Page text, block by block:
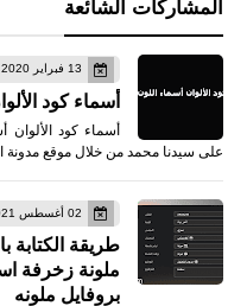
المشاركات الشائعة
13 فبراير 2020
أسماء كود
أسماء كود
على سيدنا محمد من خلال موقع
02 أغسطس 2021
طريقة
ملونة زخرفة
بروفايل ملونه